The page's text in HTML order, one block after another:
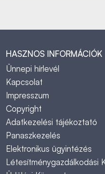
HASZNOS INFORMÁCIÓK
Ünnepi hírlevél
Kapcsolat
Impresszum
Copyright
Adatkezelési tájékoztató
Panaszkezelés
Elektronikus ügyintézés
Létesítménygazdálkodási